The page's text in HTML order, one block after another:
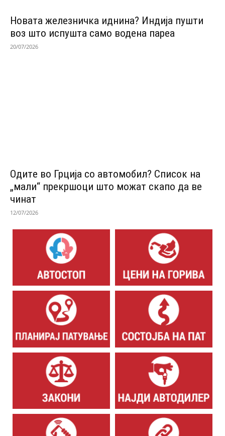
Новата железничка иднина? Индија пушти
воз што испушта само водена пареа
20/07/2026
Одитe во Грција со автомобил? Список на
„мали“ прекршоци што можат скапо да ве
чинат
12/07/2026